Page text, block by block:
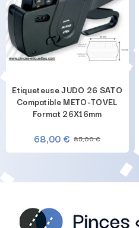
Etiqueteuse JUDO 26 SATO
Compatible METO-TOVEL
Format 26X16mm
68,00 € 85,00 €